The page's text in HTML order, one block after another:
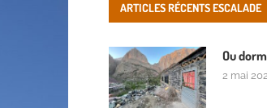
ARTICLES RÉCENTS ESCALADE
Ou
2 mai